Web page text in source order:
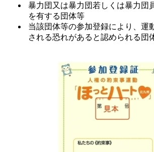
暴力団又は暴力団若しくは暴力団
を有する団体等
当該団体等の参加登録により、運
される恐れがあると認められる団